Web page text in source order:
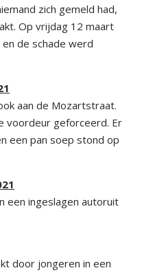
zich gemeld had,
Op vrijdag 12 maart
de schade werd
aan de Mozartstraat.
voordeur geforceerd. Er
een pan soep stond op
een ingeslagen autoruit
door jongeren in een